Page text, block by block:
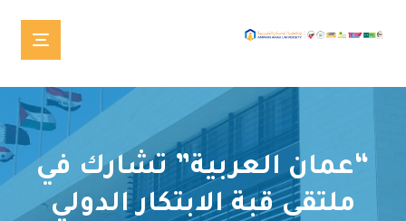
“عمان العربية” تشارك في
ملتقى قبة الابتكار الدولي